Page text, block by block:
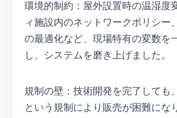
環境的制約：屋外設置時の温湿度
ィ施設内のネットワークポリシー
の最適化など、現場特有の変数を
し、システムを磨き上げました。
規制の壁：技術開発を完了しても
という規制により販売が困難にな